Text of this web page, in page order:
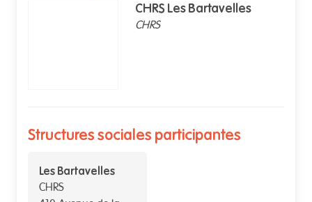
CHRS Les Bartavelles
CHRS
Structures sociales participantes
Les Bartavelles
CHRS